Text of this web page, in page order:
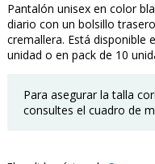
Pantalón unisex en color
diario con un bolsillo
cremallera. Está disponible
unidad o en pack de 10
Para asegurar la talla
consultes el cuadro de